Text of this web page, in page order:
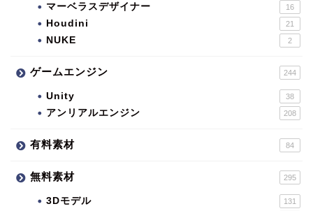
マーベラスデザイナー 16
Houdini 21
NUKE 2
ゲームエンジン 244
Unity 38
アンリアルエンジン 208
有料素材 84
無料素材 295
3Dモデル 131